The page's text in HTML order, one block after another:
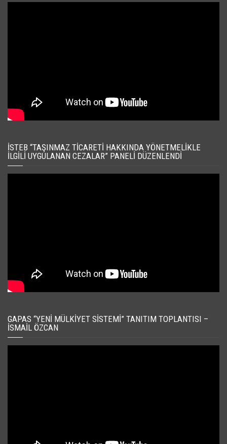
İSTEB “TAŞINMAZ TICARETI HAKKINDA YÖNETMELIKLE
İLGILI UYGULANAN CEZALAR” PANELI DÜZENLENDI
GAPAS “YENI MÜLKIYET SISTEMI” TANITIM TOPLANTISI –
İSMAIL ÖZCAN